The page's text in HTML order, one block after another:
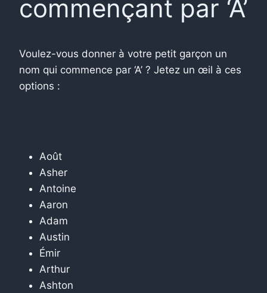
commençant par ‘A’
Voulez-vous donner à votre petit garçon un
nom qui commence par ‘A’ ? Jetez un œil à ces
options :
Août
Asher
Antoine
Aaron
Adam
Austin
Émir
Arthur
Ashton